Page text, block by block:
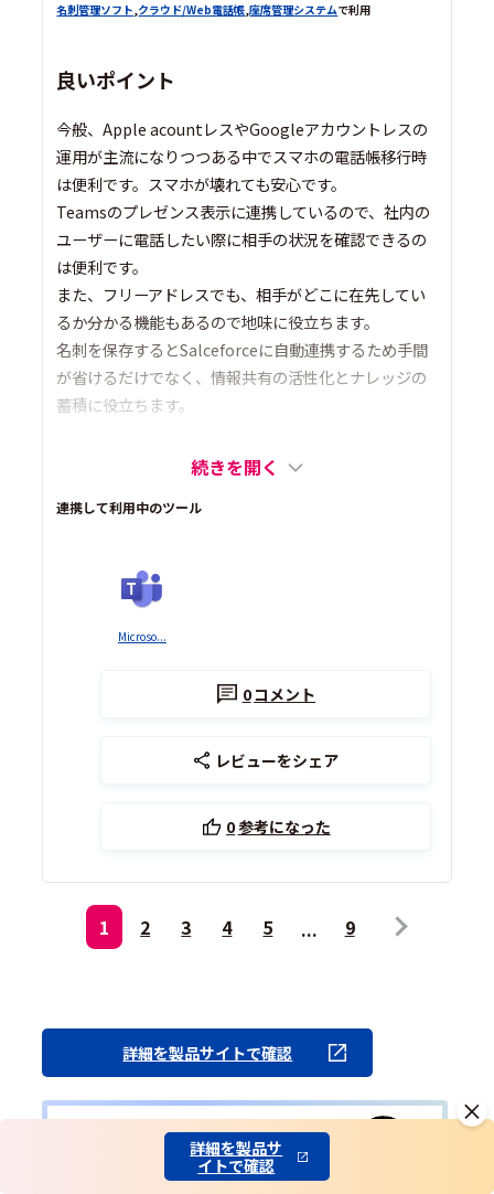
名刺管理ソフト,クラウド/Web電話帳,座席管理システムで利用
良いポイント
今般、Apple acountレスやGoogleアカウントレスの
運用が主流になりつつある中でスマホの電話帳移行時
は便利です。スマホが壊れても安心です。
Teamsのプレゼンス表示に連携しているので、社内の
ユーザーに電話したい際に相手の状況を確認できるの
は便利です。
また、フリーアドレスでも、相手がどこに在先してい
るか分かる機能もあるので地味に役立ちます。
名刺を保存するとSalceforceに自動連携するため手間
が省けるだけでなく、情報共有の活性化とナレッジの
蓄積に役立ちます。
続きを開く
連携して利用中のツール
Microso...
0コメント
レビューをシェア
0参考になった
1 2 3 4 5 9
詳細を製品サイトで確認
詳細を製品サ
イトで確認